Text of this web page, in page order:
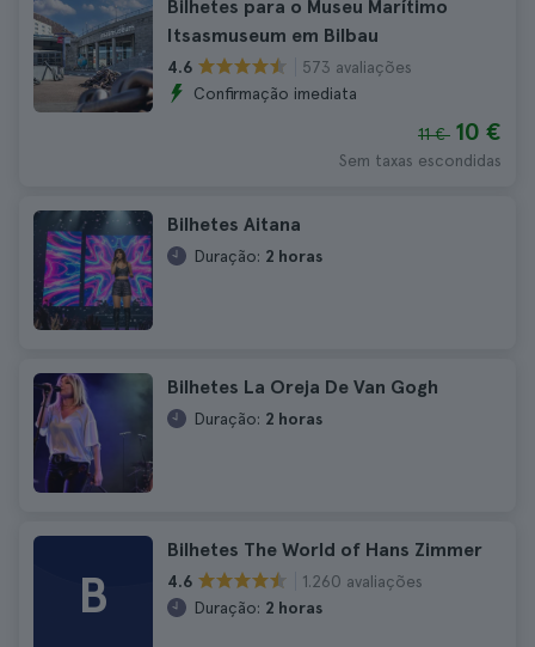
Bilhetes para o Museu Marítimo
Itsasmuseum em Bilbau
4.6
573 avaliações
Confirmação imediata
11 € 10 €
Sem taxas escondidas
Bilhetes Aitana
Duração: 2 horas
Bilhetes La Oreja De Van Gogh
Duração: 2 horas
B
Bilhetes The World of Hans Zimmer
4.6
1.260 avaliações
Duração: 2 horas